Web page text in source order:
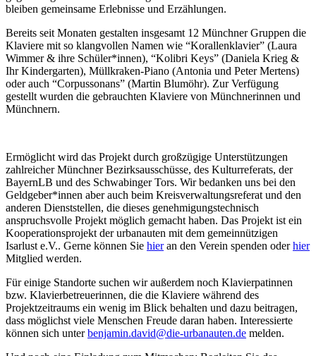
bleiben gemeinsame Erlebnisse und Erzählungen.
Bereits seit Monaten gestalten insgesamt 12 Münchner Gruppen die
Klaviere mit so klangvollen Namen wie “Korallenklavier” (Laura
Wimmer & ihre Schüler*innen), “Kolibri Keys” (Daniela Krieg &
Ihr Kindergarten), Müllkraken-Piano (Antonia und Peter Mertens)
oder auch “Corpussonans” (Martin Blumöhr). Zur Verfügung
gestellt wurden die gebrauchten Klaviere von Münchnerinnen und
Münchnern.
Ermöglicht wird das Projekt durch großzügige Unterstützungen
zahlreicher Münchner Bezirksausschüsse, des Kulturreferats, der
BayernLB und des Schwabinger Tors. Wir bedanken uns bei den
Geldgeber*innen aber auch beim Kreisverwaltungsreferat und den
anderen Dienststellen, die dieses genehmigungstechnisch
anspruchsvolle Projekt möglich gemacht haben. Das Projekt ist ein
Kooperationsprojekt der urbanauten mit dem gemeinnützigen
Isarlust e.V.. Gerne können Sie hieran den Verein spenden oderhier
Mitglied werden.
Für einige Standorte suchen wir außerdem noch Klavierpatinnen
bzw. Klavierbetreuerinnen, die die Klaviere während des
Projektzeitraums ein wenig im Blick behalten und dazu beitragen,
dass möglichst viele Menschen Freude daran haben. Interessierte
können sich unterbenjamin.david@die-urbanauten.de melden.